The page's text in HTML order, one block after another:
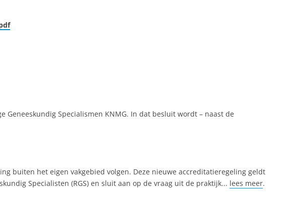
Specialismen KNMG. In dat besluit wordt – naast de
buiten het eigen vakgebied volgen. Deze nieuwe accreditatieregeling geldt
Specialisten (RGS) en sluit aan op de vraag uit de praktijk... lees meer.